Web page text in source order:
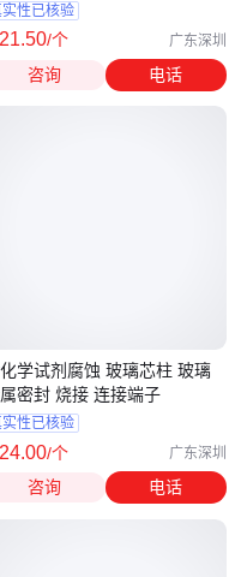
性已核验
21.50/个 广东深圳
咨询 电话
学试剂腐蚀 玻璃芯柱 玻璃
密封 烧接 连接端子
性已核验
24.00/个 广东深圳
咨询 电话